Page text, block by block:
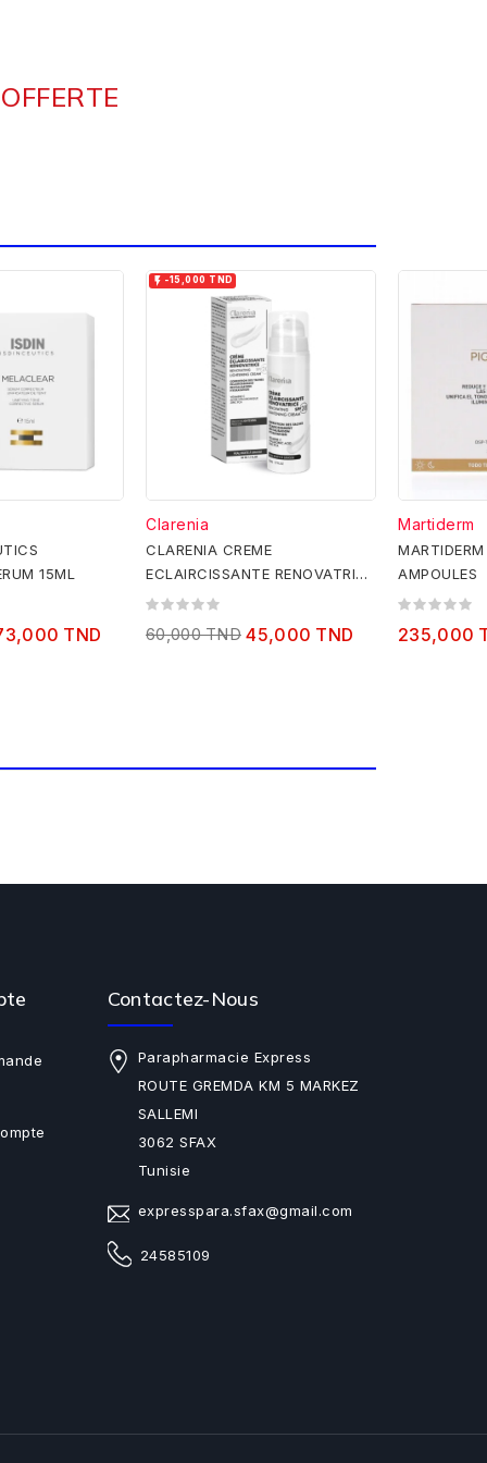
15ML
TND
 -15,000 TND
Clarenia
CLARENIA CREME
ECLAIRCISSANTE RENOVATRICE
SPF20 PEAU MIXTE A GRASSE
60,000 TND 45,000 TND
Martiderm
AMPOULES
235,000
Contactez-Nous
Parapharmacie Express
ROUTE GREMDA KM 5 MARKEZ
SALLEMI
3062 SFAX
Tunisie
expresspara.sfax@gmail.com
24585109